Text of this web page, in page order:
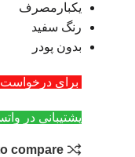
یکبارمصرف
رنگ سفید
بدون پودر
برای درخواست عمده تماس
پشتیبانی در
compare